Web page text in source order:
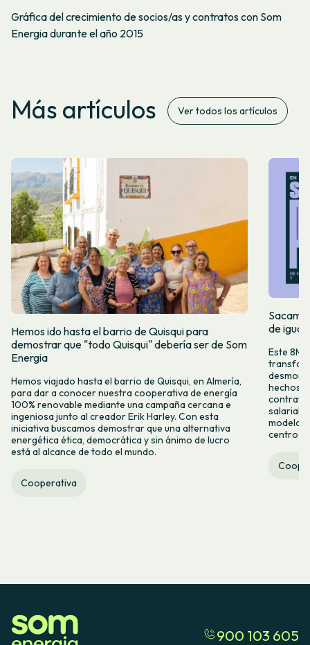
Gráfica del crecimiento de socios/as y contratos con Som
Energia durante el año 2015
Más artículos Ver todos los artículos
Hemos ido hasta el barrio de Quisqui para
demostrar que "todo Quisqui" debería ser de Som
Energia
Hemos viajado hasta el barrio de Quisqui, en Almería,
para dar a conocer nuestra cooperativa de energía
100% renovable mediante una campaña cercana e
ingeniosa junto al creador Erik Harley. Con esta
iniciativa buscamos demostrar que una alternativa
energética ética, democrática y sin ánimo de lucro
está al alcance de todo el mundo.
Cooperativa
de
Este 8M,
hechos y
salarial y
modelo
centro
900 103 605